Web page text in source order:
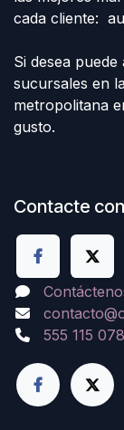
cada cliente:
Si desea
sucursales en
metropolitana
gusto.
Contacte
555 115